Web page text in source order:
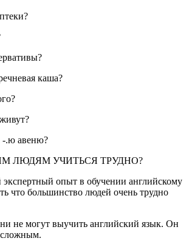
каша?
-.ю авеню?
ЛЮДЯМ УЧИТЬСЯ ТРУДНО?
опыт в обучении английскому
что большинство людей очень трудно
не могут выучить английский язык. Он
сложным.